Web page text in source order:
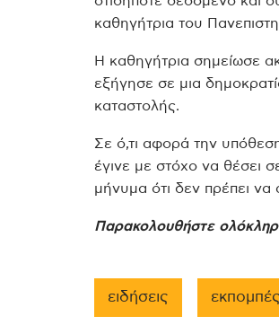
καθηγήτρια του
Η καθηγήτρια σημείωσε
εξήγησε σε μια
καταστολής.
Σε ό,τι αφορά την
έγινε με στόχο να θέσει
μήνυμα ότι δεν πρέπει
Παρακολουθήστε
ειδήσεις εκπομπές